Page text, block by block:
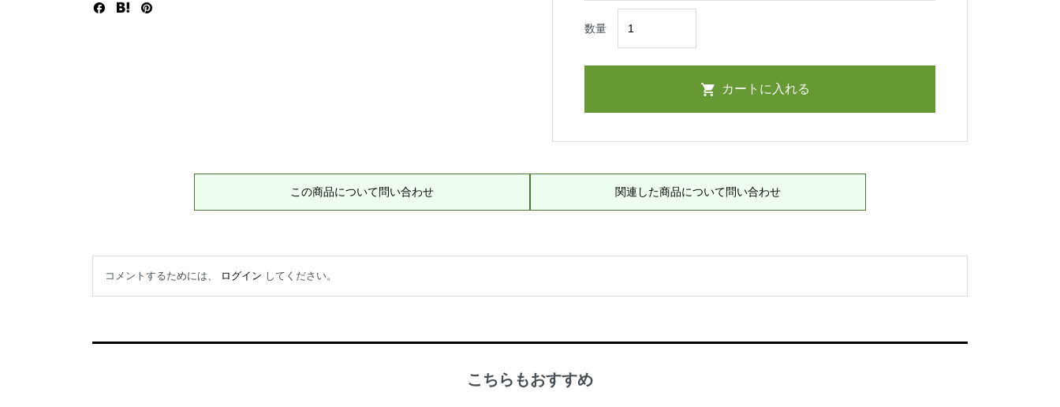
数量
この商品について問い合わせ 関連した商品について問い合わせ
コメントするためには、 ログイン してください。
こちらもおすすめ